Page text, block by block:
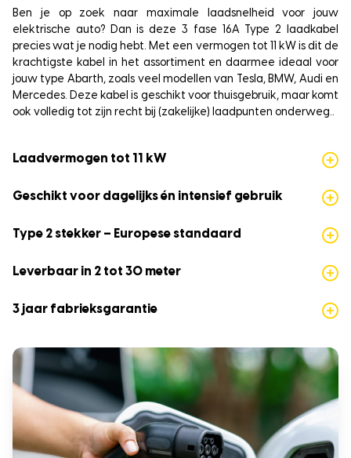
Ben je op zoek naar maximale laadsnelheid voor jouw
elektrische auto? Dan is deze 3 fase 16A Type 2 laadkabel
precies wat je nodig hebt. Met een vermogen tot 11 kW is dit de
krachtigste kabel in het assortiment en daarmee ideaal voor
jouw type Abarth, zoals veel modellen van Tesla, BMW, Audi en
Mercedes. Deze kabel is geschikt voor thuisgebruik, maar komt
ook volledig tot zijn recht bij (zakelijke) laadpunten onderweg..
Laadvermogen tot 11 kW
Geschikt voor dagelijks én intensief gebruik
Type 2 stekker – Europese standaard
Leverbaar in 2 tot 30 meter
3 jaar fabrieksgarantie